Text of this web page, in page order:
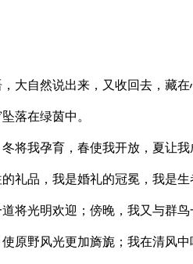
大自然说出来，又收回去，藏
落在绿茵中。
将我孕育，春使我开放，夏让我
礼品，我是婚礼的冠冕，我是生
将光明欢迎；傍晚，我又与群鸟
原野风光更加旖旎；我在清风